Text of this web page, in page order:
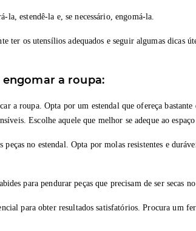
la, estendê-la e, se necessário, engomá-la.
ter os utensílios adequados e seguir algumas dicas
a roupa:
a roupa. Opta por um estendal que ofereça
Escolhe aquele que melhor se adeque ao
peças no estendal. Opta por molas resistentes e
para pendurar peças que precisam de ser secas
para obter resultados satisfatórios. Procura um